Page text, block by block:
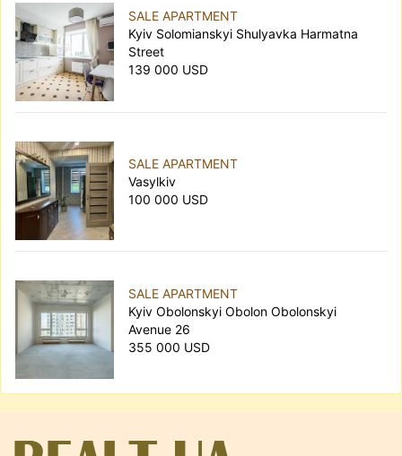
SALE APARTMENT
Kyiv Solomianskyi Shulyavka Harmatna
Street
139 000 USD
SALE APARTMENT
Vasylkiv
100 000 USD
SALE APARTMENT
Kyiv Obolonskyi Obolon Obolonskyi
Avenue 26
355 000 USD